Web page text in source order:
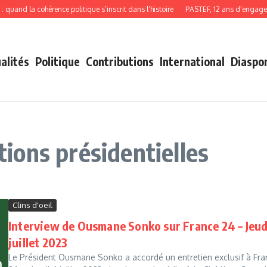
la cohérence politique s’inscrit dans l’histoire PASTEF, 12 ans
Politique Contributions International
présidentielles
Clins d'oeil
Interview de Ousmane Sonko sur France 24 –
juillet 2023
Le Président Ousmane Sonko a accordé un entretien exclusif à